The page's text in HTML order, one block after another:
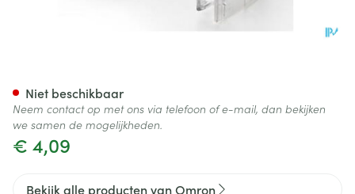
€ 4,09
Niet beschikbaar
Neem contact op met ons via telefoon of e-mail, dan bekijken
we samen de mogelijkheden.
Bekijk alle producten van Omron